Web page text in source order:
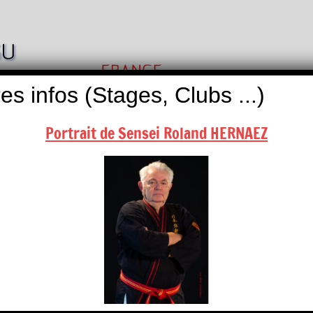
Nihon
Taï
Jitsu
Self
Défense
BOUTIQUES NOUS CONTACTER
infos (Stages, Clubs ...)
Portrait de Sensei Roland HERNAEZ